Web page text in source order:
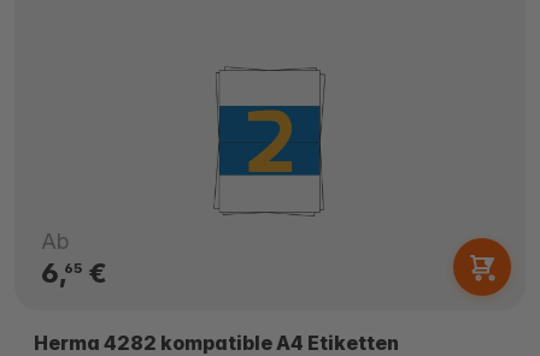
Ab
6,65€
Herma 4282 kompatible A4 Etiketten